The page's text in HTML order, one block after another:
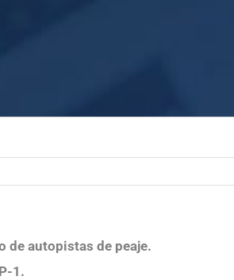
de autopistas de peaje.
1.